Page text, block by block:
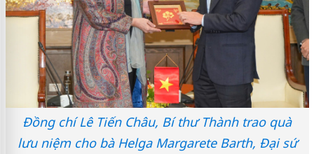
Đồng chí Lê Tiến Châu, Bí thư Thành trao quà
lưu niệm cho bà Helga Margarete Barth, Đại sứ